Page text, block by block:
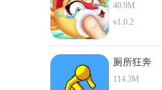
40.9M
v1.0.2
厕所狂奔
114.3M